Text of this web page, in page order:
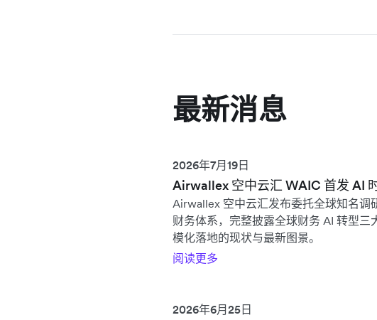
最新消息
2026年7月19日
Airwallex 空中云汇 WAIC 首发 AI
Airwallex 空中云汇发布委托全球知名调
财务体系，完整披露全球财务 AI 转型
模化落地的现状与最新图景。
阅读更多
2026年6月25日